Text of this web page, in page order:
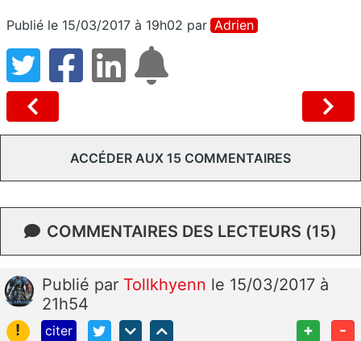
Publié le 15/03/2017 à 19h02 par Adrien
ACCÉDER AUX 15 COMMENTAIRES
COMMENTAIRES DES LECTEURS (15)
Publié par Tollkhyenn le 15/03/2017 à
21h54
!
citer + -